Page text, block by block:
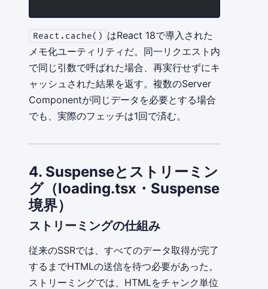
React.cache() はReact 18で導入された
メモ化ユーティリティだ。同一リクエスト内
で同じ引数で呼ばれた場合、再実行せずにキ
ャッシュされた結果を返す。複数のServer
Componentが同じデータを必要とする場合
でも、実際のフェッチは1回で済む。
4. Suspenseとストリーミン
グ（loading.tsx・Suspense
境界）
ストリーミングの仕組み
従来のSSRでは、すべてのデータ取得が完了
するまでHTMLの送信を待つ必要があった。
ストリーミングでは、HTMLをチャンク単位